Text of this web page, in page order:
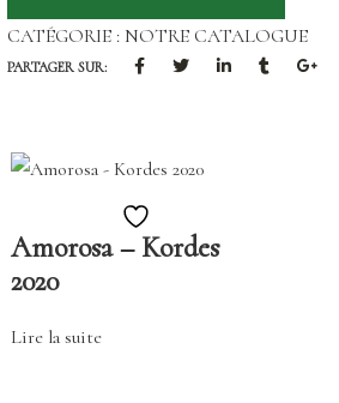
CATÉGORIE : NOTRE CATALOGUE
PARTAGER SUR:
à
Amorosa – Kordes
2020
Lire la suite